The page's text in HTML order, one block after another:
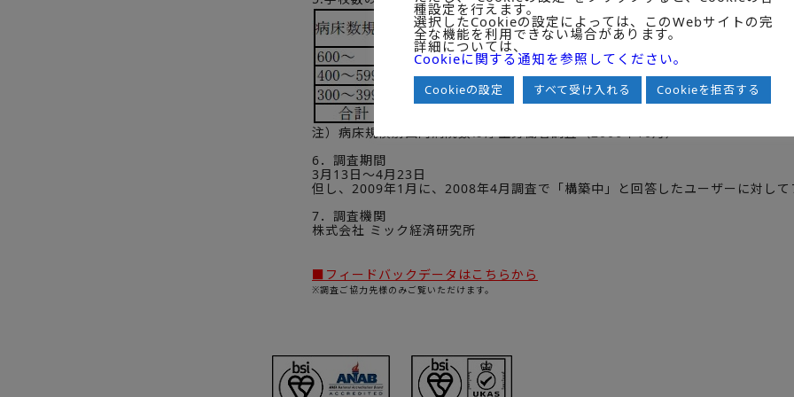
注）病床規模別国内病院数は厚生労働省調査（2006年10月）
6．調査期間
3月13日～4月23日
但し、2009年1月に、2008年4月調査で「構築中」と回答したユーザーに対して
7．調査機関
株式会社 ミック経済研究所
■フィードバックデータはこちらから
※調査ご協力先様のみご覧いただけます。
種設定を行えます。
選択したCookieの設定によっては、このWebサイトの完
全な機能を利用できない場合があります。
詳細については、
Cookieに関する通知を参照してください。
Cookieの設定 すべて受け入れる Cookieを拒否する